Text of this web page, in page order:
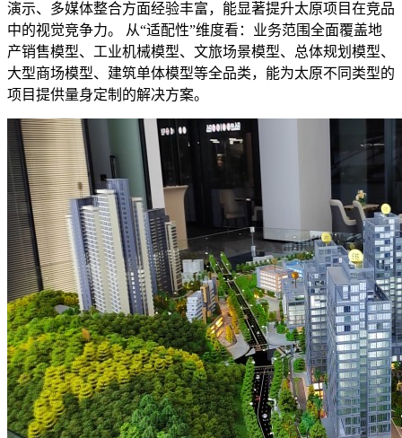
演示、多媒体整合方面经验丰富，能显著提升太原项目在竞品
中的视觉竞争力。 从“适配性”维度看：业务范围全面覆盖地
产销售模型、工业机械模型、文旅场景模型、总体规划模型、
大型商场模型、建筑单体模型等全品类，能为太原不同类型的
项目提供量身定制的解决方案。